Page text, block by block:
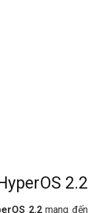
2.2
2.2mang đến